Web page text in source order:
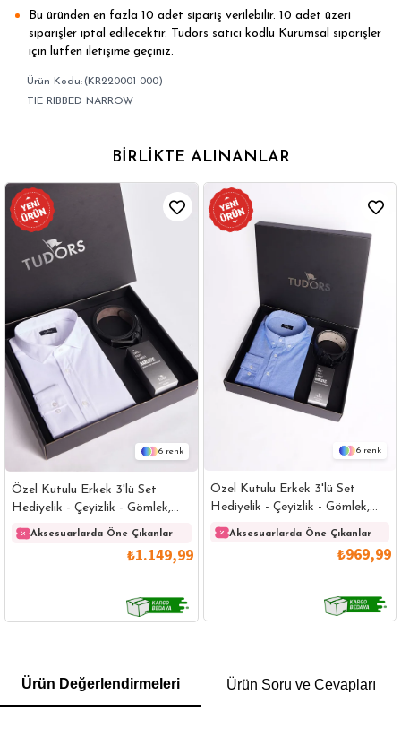
Bu üründen en fazla 10 adet sipariş verilebilir. 10 adet üzeri
siparişler iptal edilecektir. Tudors satıcı kodlu Kurumsal siparişler
için lütfen iletişime geçiniz.
(KR220001-000)
TIE RIBBED NARROW
BIRLIKTE ALINANLAR
6
Özel Kutulu Erkek 3'lü Set
Hediyelik - Çeyizlik - Gömlek,
Parfüm Ve Kemer Seti
Aksesuarlarda Öne Çıkanlar
₺1.149,99
6
Özel Kutulu Erkek 3'lü Set
Hediyelik - Çeyizlik - Gömlek,
Parfüm Ve Kemer Seti
Aksesuarlarda Öne Çıkanlar
₺969,99
POLO YAKA T-SHIRT KEMER BOXER
Ürün Değerlendirmeleri Ürün Soru ve Cevapları